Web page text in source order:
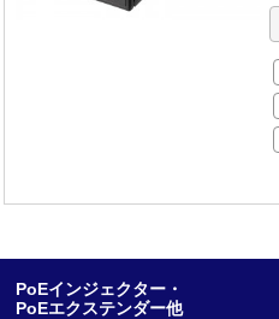
PoEインジェクター・
PoEエクステンダー他